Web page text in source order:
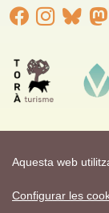
Aquesta web
Configurar les